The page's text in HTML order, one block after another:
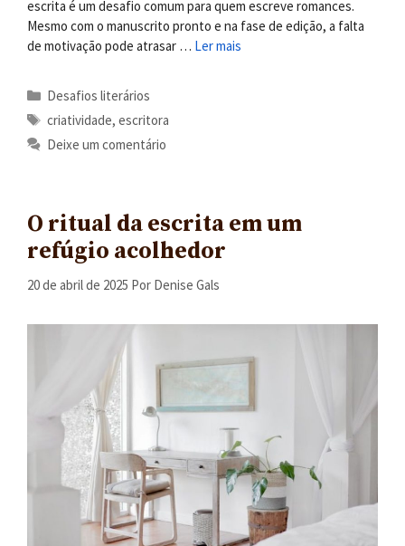
escrita é um desafio comum para quem escreve romances.
Mesmo com o manuscrito pronto e na fase de edição, a falta
de motivação pode atrasar … Ler mais
Categorias
Desafios literários
Tags
criatividade, escritora
Deixe um comentário
O ritual da escrita em um
refúgio acolhedor
20 de abril de 2025 Por Denise Gals